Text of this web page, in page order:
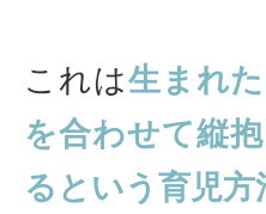
これは生まれ
を合わせて縦
るという育児方